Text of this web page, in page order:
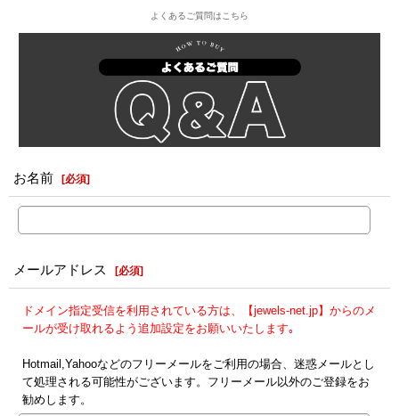
よくあるご質問はこちら
お名前 [必須]
メールアドレス [必須]
ドメイン指定受信を利用されている方は、【jewels-net.jp】からのメ
ールが受け取れるよう追加設定をお願いいたします｡
Hotmail,Yahooなどのフリーメールをご利用の場合、迷惑メールとし
て処理される可能性がございます。フリーメール以外のご登録をお
勧めします。